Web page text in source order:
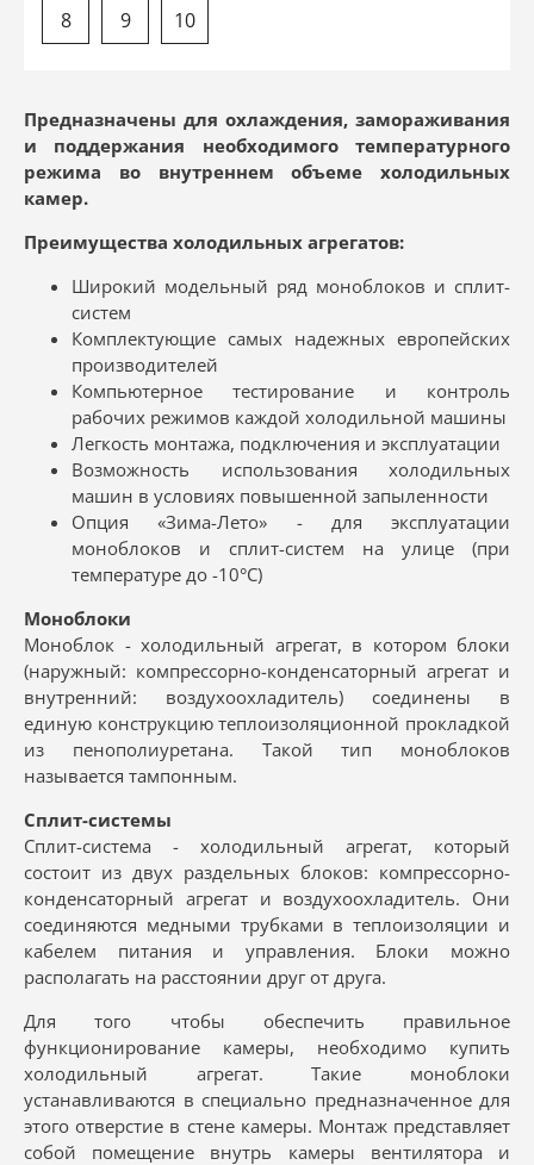
8 9 10
Предназначены для охлаждения, замораживания
и поддержания необходимого температурного
режима во внутреннем объеме холодильных
камер.
Преимущества холодильных агрегатов:
Широкий модельный ряд моноблоков и сплит-
систем
Комплектующие самых надежных европейских
производителей
Компьютерное тестирование и контроль
рабочих режимов каждой холодильной машины
Легкость монтажа, подключения и эксплуатации
Возможность использования холодильных
машин в условиях повышенной запыленности
Опция «Зима-Лето» - для эксплуатации
моноблоков и сплит-систем на улице (при
температуре до -10°С)
Моноблоки
Моноблок - холодильный агрегат, в котором блоки
(наружный: компрессорно-конденсаторный агрегат и
внутренний: воздухоохладитель) соединены в
единую конструкцию теплоизоляционной прокладкой
из пенополиуретана. Такой тип моноблоков
называется тампонным.
Сплит-системы
Сплит-система - холодильный агрегат, который
состоит из двух раздельных блоков: компрессорно-
конденсаторный агрегат и воздухоохладитель. Они
соединяются медными трубками в теплоизоляции и
кабелем питания и управления. Блоки можно
располагать на расстоянии друг от друга.
Для того чтобы обеспечить правильное
функционирование камеры, необходимо купить
холодильный агрегат. Такие моноблоки
устанавливаются в специально предназначенное для
этого отверстие в стене камеры. Монтаж представляет
собой помещение внутрь камеры вентилятора и